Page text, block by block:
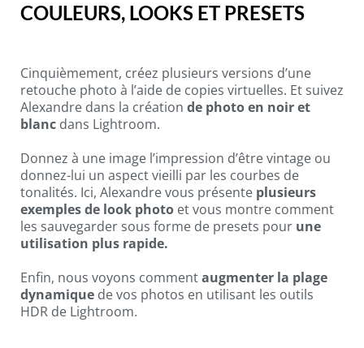
COULEURS, LOOKS ET PRESETS
Cinquièmement, créez plusieurs versions d’une
retouche photo à l’aide de copies virtuelles. Et suivez
Alexandre dans la création de photo en noir et
blanc dans Lightroom.
Donnez à une image l’impression d’être vintage ou
donnez-lui un aspect vieilli par les courbes de
tonalités. Ici, Alexandre vous présente plusieurs
exemples de look photo et vous montre comment
les sauvegarder sous forme de presets pour une
utilisation plus rapide.
Enfin, nous voyons commentaugmenter la plage
dynamique de vos photos en utilisant les outils
HDR de Lightroom.